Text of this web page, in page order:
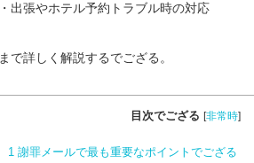
・出張やホテル予約トラブル時の対応
まで詳しく解説するでござる。
目次でござる [非常時]
1謝罪メールで最も重要なポイントでござる